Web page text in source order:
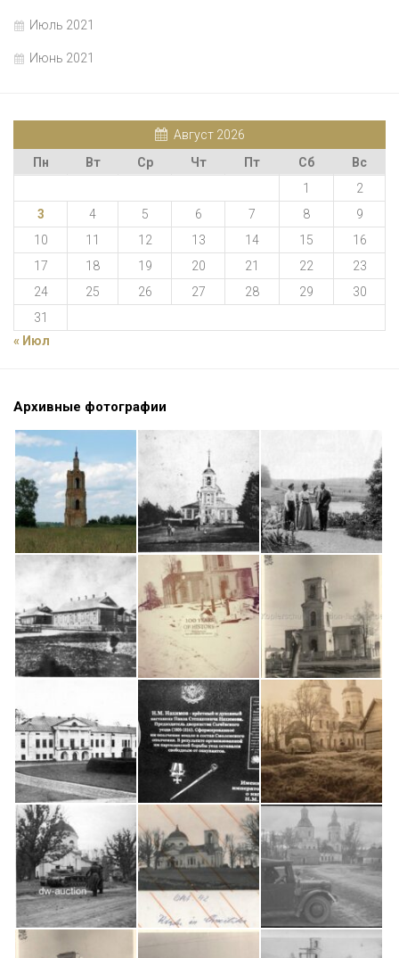
Июль 2021
Июнь 2021
Август 2026
Пн
Вт Ср Чт Пт Сб
Вс
1
2
3
4 5 6 7 8
9
10
11 12 13 14 15
16
17
18 19 20 21 22
23
24
25 26 27 28 29
30
31
« Июл
Архивные фотографии